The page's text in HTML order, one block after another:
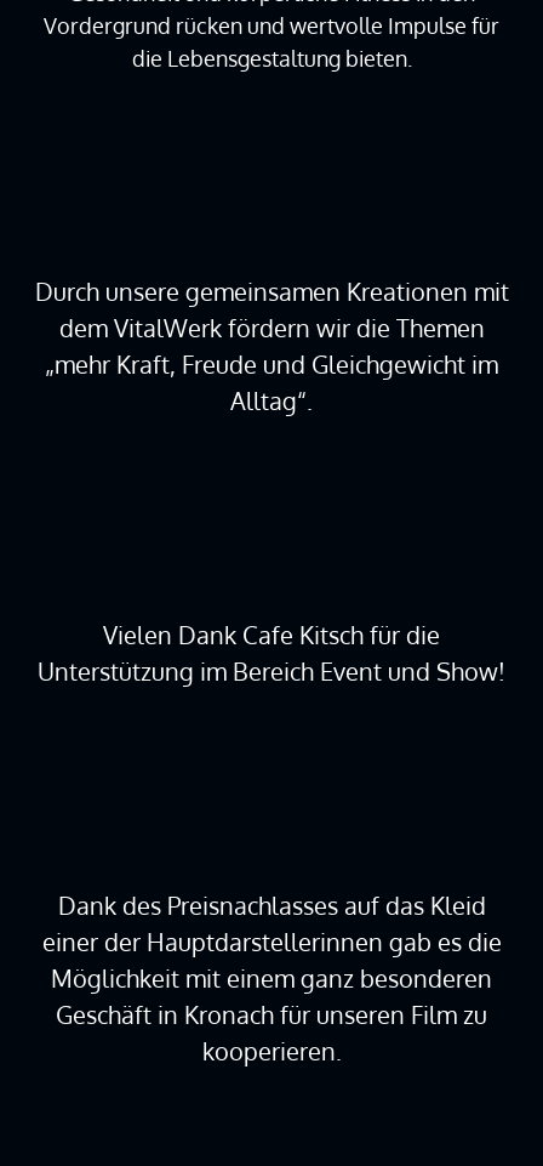
Vordergrund rücken und wertvolle Impulse für
die Lebensgestaltung bieten.
Durch unsere gemeinsamen Kreationen mit
dem VitalWerk fördern wir die Themen
„mehr Kraft, Freude und Gleichgewicht im
Alltag“.
Vielen Dank Cafe Kitsch für die
Unterstützung im Bereich Event und Show!
Dank des Preisnachlasses auf das Kleid
einer der Hauptdarstellerinnen gab es die
Möglichkeit mit einem ganz besonderen
Geschäft in Kronach für unseren Film zu
kooperieren.